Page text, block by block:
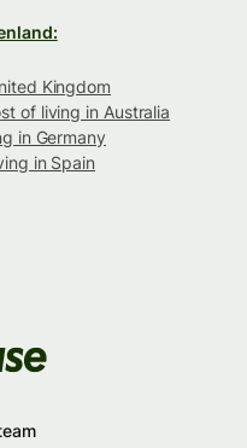
Kingdom
of living in Australia
in Germany
in Spain